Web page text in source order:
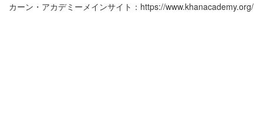
カーン・アカデミーメインサイト：https://www.khanacademy.org/